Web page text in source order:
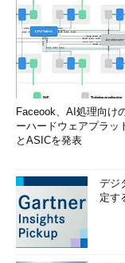
Faceook、AI処理向け
ーハードウェアプラッ
とASICを発表
デジ
定す